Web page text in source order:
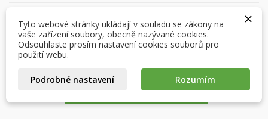
Počet
PŘIDAT DO KOŠÍKU
Můj seznam přání
add_circle_outline Vytvořit nový seznam
Název seznamu přání
Zrušit Vytvořit seznam přání
Musíte být přihlášen, abyste si mohli výrobky uložit do
svého seznamu přání.
Přihlásit se
×
Tyto webové stránky ukládají v souladu se zákony na
vaše zařízení soubory, obecně nazývané cookies.
Odsouhlaste prosím nastavení cookies souborů pro
použití webu.
Podrobné nastavení Rozumím